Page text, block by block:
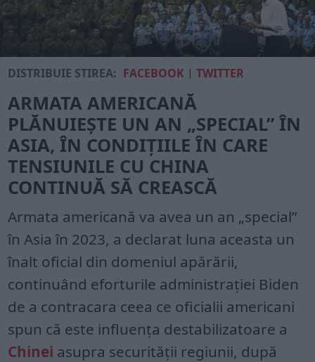
DISTRIBUIE ȘTIREA: FACEBOOK |TWITTER
ARMATA AMERICANĂ
PLĂNUIEȘTE UN AN „SPECIAL” ÎN
ASIA, ÎN CONDIȚIILE ÎN CARE
TENSIUNILE CU CHINA
CONTINUĂ SĂ CREASCĂ
Armata americană va avea un an „special”
în Asia în 2023, a declarat luna aceasta un
înalt oficial din domeniul apărării,
continuând eforturile administrației Biden
de a contracara ceea ce oficialii americani
spun că este influența destabilizatoare a
Chinei asupra securității regiunii, după